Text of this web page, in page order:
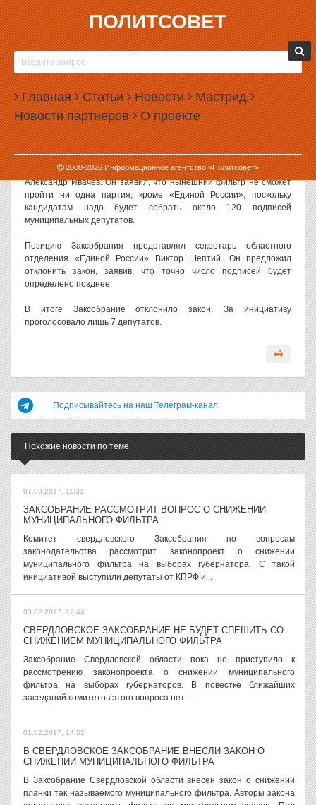
ПОЛИТСОВЕТ
Главная Статьи Новости Мастрид
Новости партнеров О проекте
2000-2026Информационное агентство «Политсовет»
21.03.2017, 15:25
ЗАКСОБРАНИЕ ОТКЛОНИЛО ЗАКОН О
СНИЖЕНИИ МУНИЦИПАЛЬНОГО ФИЛЬТРА
Законодательное собрание Свердловской области отклонило
законопроект о снижении муниципального фильтра на выборах
губернатора. Планка фильтра останется на уровне 7,9%.
Законопроект рассматривался на заседании Заксобрания 21
марта. Проект представлял глава свердловского обкома КПРФ
Александр Ивачев. Он заявил, что нынешний фильтр не сможет
пройти ни одна партия, кроме «Единой России», поскольку
кандидатам надо будет собрать около 120 подписей
муниципальных депутатов.
Позицию Заксобрания представлял секретарь областного
отделения «Единой России» Виктор Шептий. Он предложил
отклонить закон, заявив, что точно число подписей будет
определено позднее.
В итоге Заксобрание отклонило закон. За инициативу
проголосовало лишь 7 депутатов.
Подписывайтесь на наш Телеграм-канал
Похожие новости по теме
07.03.2017, 11:31
ЗАКСОБРАНИЕ РАССМОТРИТ ВОПРОС О СНИЖЕНИИ
МУНИЦИПАЛЬНОГО ФИЛЬТРА
Комитет свердловского Заксобрания по вопросам
законодательства рассмотрит законопроект о снижении
муниципального фильтра на выборах губернатора. С такой
инициативой выступили депутаты от КПРФ и...
03.02.2017, 12:44
СВЕРДЛОВСКОЕ ЗАКСОБРАНИЕ НЕ БУДЕТ СПЕШИТЬ СО
СНИЖЕНИЕМ МУНИЦИПАЛЬНОГО ФИЛЬТРА
Заксобрание Свердловской области пока не приступило к
рассмотрению законопроекта о снижении муниципального
фильтра на выборах губернаторов. В повестке ближайших
заседаний комитетов этого вопроса нет....
01.02.2017, 14:52
В СВЕРДЛОВСКОЕ ЗАКСОБРАНИЕ ВНЕСЛИ ЗАКОН О
СНИЖЕНИИ МУНИЦИПАЛЬНОГО ФИЛЬТРА
В Заксобрание Свердловской области внесен закон о снижении
планки так называемого муниципального фильтра. Авторы закона